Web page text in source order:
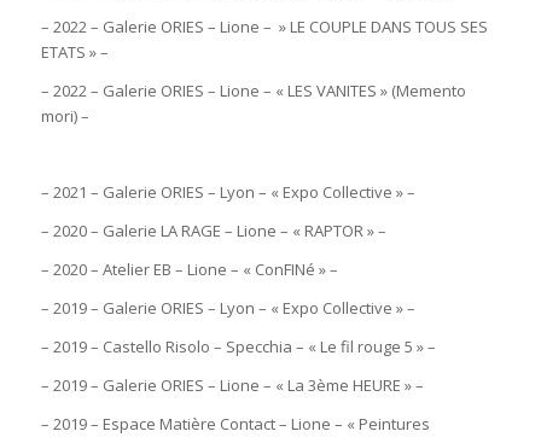
– 2022 – Galerie ORIES – Lione – » LE COUPLE DANS TOUS SES
ETATS » –
– 2022 – Galerie ORIES – Lione – « LES VANITES » (Memento
mori) –
– 2021 – Galerie ORIES – Lyon – « Expo Collective » –
– 2020 – Galerie LA RAGE – Lione – « RAPTOR » –
– 2020 – Atelier EB – Lione – « ConFINé » –
– 2019 – Galerie ORIES – Lyon – « Expo Collective » –
– 2019 – Castello Risolo – Specchia – « Le fil rouge 5 » –
– 2019 – Galerie ORIES – Lione – « La 3ème HEURE » –
– 2019 – Espace Matière Contact – Lione – « Peintures